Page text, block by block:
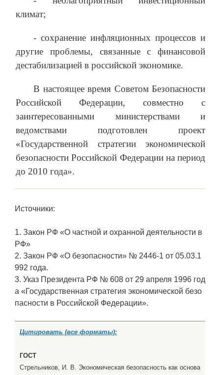
климат;
‑ сохранение инфляционных процессов и
другие проблемы, связанные с финансовой
дестабилизацией в российской экономике.
В настоящее время Советом Безопасности
Российской Федерации, совместно с
заинтересованными министерствами и
ведомствами подготовлен проект
«Государственной стратегии экономической
безопасности Российской Федерации на период
до 2010 года».
Источники:
1. Закон РФ «О частной и охранной деятельности в
РФ»
2. Закон РФ «О безопасности» № 2446-1 от 05.03.1
992 года.
3. Указ Президента РФ № 608 от 29 апреля 1996 год
а «Государственная стратегия экономической безо
пасности в Российской Федерации».
Цитировать (все форматы):
ГОСТ
Стрельников, И. В. Экономическая безопасность как основа